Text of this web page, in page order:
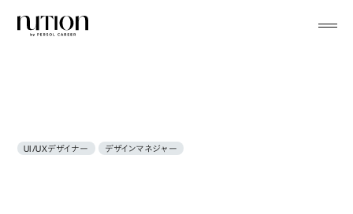
UI/UXデザイナー デザインマネジャー